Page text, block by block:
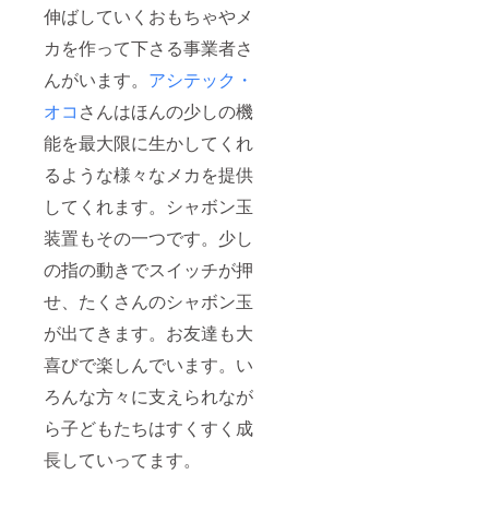
伸ばしていくおもちゃやメ
カを作って下さる事業者さ
んがいます。 アシテック・
オコ さんはほんの少しの機
能を最大限に生かしてくれ
るような様々なメカを提供
してくれます。シャボン玉
装置もその一つです。少し
の指の動きでスイッチが押
せ、たくさんのシャボン玉
が出てきます。お友達も大
喜びで楽しんでいます。い
ろんな方々に支えられなが
ら子どもたちはすくすく成
長していってます。